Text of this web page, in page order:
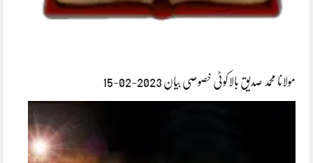
مولانا محمد صدیق بالاکوٹی خصوصی بیان 2023-02-15